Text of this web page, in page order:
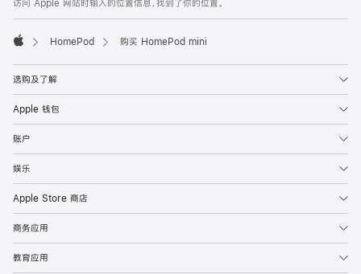
访问 Apple 网站时输入的位置信息，找到了你的位置。
HomePod 购买 HomePod mini
选购及了解
Apple 钱包
账户
娱乐
Apple Store 商店
商务应用
教育应用